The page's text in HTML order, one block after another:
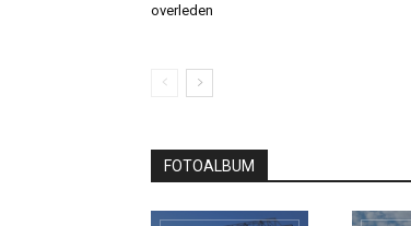
overleden
FOTOALBUM